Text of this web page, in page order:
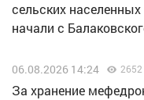
сельских
начали с
06.08.2026 14:24 2652
За хранение